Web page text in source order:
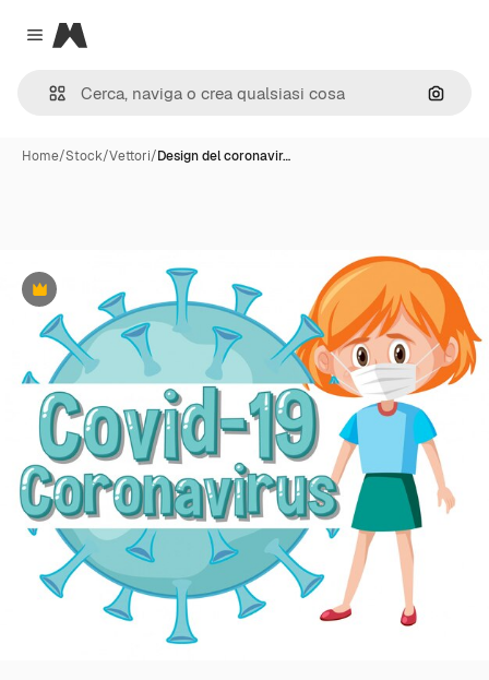
Close menu
Magnific
Cerca
Home/Stock/Vettori/Design del coronavir…
Premium